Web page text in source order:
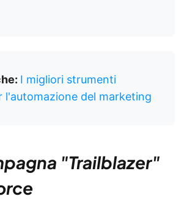
I migliori strumenti
l'automazione del marketing
"Trailblazer"